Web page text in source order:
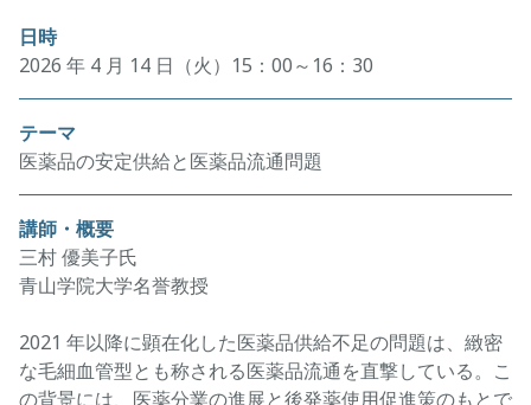
日時
2026 年 4 月 14 日（火）15：00～16：30
テーマ
医薬品の安定供給と医薬品流通問題
講師・概要
三村 優美子氏
青山学院大学名誉教授
2021 年以降に顕在化した医薬品供給不足の問題は、緻密
な毛細血管型とも称される医薬品流通を直撃している。こ
の背景には、医薬分業の進展と後発薬使用促進策のもとで